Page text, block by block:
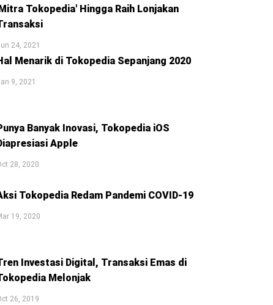
Tokopedia' Hingga Raih Lonjakan
24, 2021
Menarik di Tokopedia Sepanjang 2020
9, 2021
Banyak Inovasi, Tokopedia iOS
Apple
28, 2020
Tokopedia Redam Pandemi COVID-19
19, 2020
Investasi Digital, Transaksi Emas di
Melonjak
26, 2019